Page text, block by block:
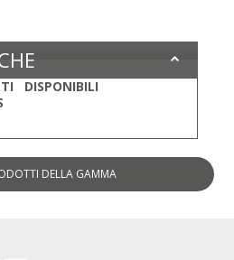
DISPONIBILI
DELLA GAMMA